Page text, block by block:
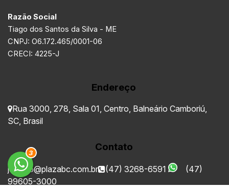
3
Razão Social
Tiago dos Santos da Silva - ME
CNPJ: O6.172.465/0001-06
CRECI: 4225-J
Endereço
Rua 3000 278 Sala 01 Centro Balneário Camboriú
SC Brasil
Contato
juridico@plazabc.com.br (47) 3268-6591
(47)
99605-3000